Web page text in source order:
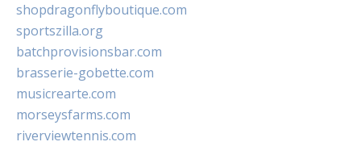
shopdragonflyboutique.com
sportszilla.org
batchprovisionsbar.com
brasserie-gobette.com
musicrearte.com
morseysfarms.com
riverviewtennis.com